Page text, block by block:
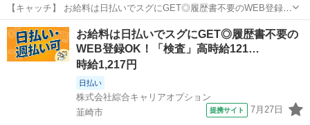
【キャッチ】 お給料は日払いでスグにGET◎履歴書不要のWEB登録
OK！「組立」高時給1164円～1455円！韮崎周辺！20代～40代のスタ
ッフが多数活躍中★ 【コメント】 ＼大手人材派遣会社で働きませんか
♪／ 「新しい...
山梨 韮崎市 工場
お給料は日払いでスグにGET◎履歴書不要の
WEB登録OK！「検査」高時給121…
時給1,217円
日払い
株式会社綜合キャリアオプション
韮崎市
提携サイト 7月27日